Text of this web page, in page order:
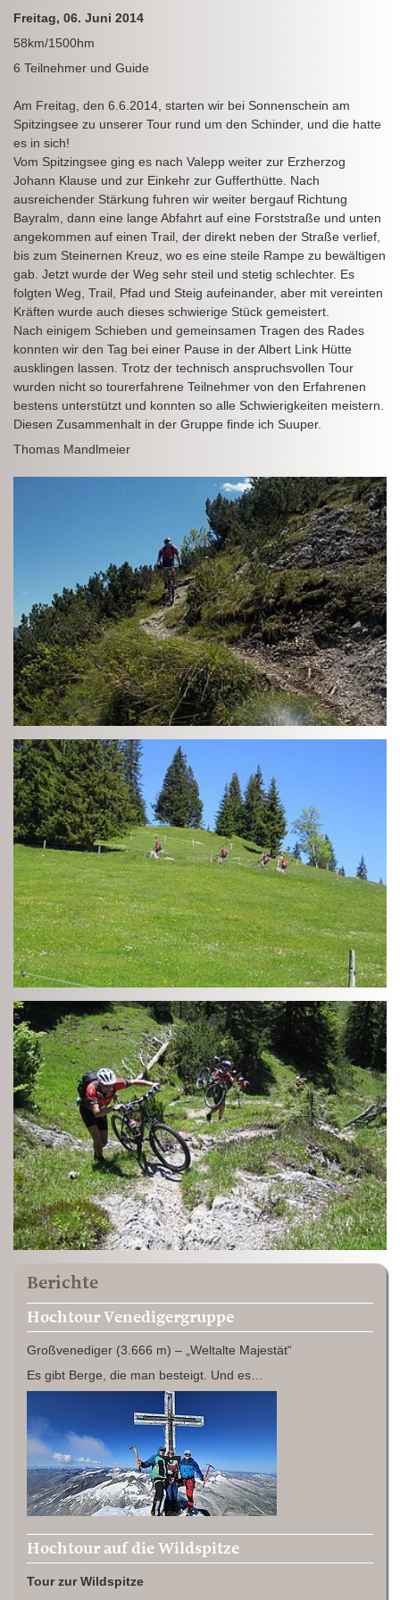
Freitag, 06. Juni 2014
58km/1500hm
6 Teilnehmer und Guide
Am Freitag, den 6.6.2014, starten wir bei Sonnenschein am
Spitzingsee zu unserer Tour rund um den Schinder, und die hatte
es in sich!
Vom Spitzingsee ging es nach Valepp weiter zur Erzherzog
Johann Klause und zur Einkehr zur Gufferthütte. Nach
ausreichender Stärkung fuhren wir weiter bergauf Richtung
Bayralm, dann eine lange Abfahrt auf eine Forststraße und unten
angekommen auf einen Trail, der direkt neben der Straße verlief,
bis zum Steinernen Kreuz, wo es eine steile Rampe zu bewältigen
gab. Jetzt wurde der Weg sehr steil und stetig schlechter. Es
folgten Weg, Trail, Pfad und Steig aufeinander, aber mit vereinten
Kräften wurde auch dieses schwierige Stück gemeistert.
Nach einigem Schieben und gemeinsamen Tragen des Rades
konnten wir den Tag bei einer Pause in der Albert Link Hütte
ausklingen lassen. Trotz der technisch anspruchsvollen Tour
wurden nicht so tourerfahrene Teilnehmer von den Erfahrenen
bestens unterstützt und konnten so alle Schwierigkeiten meistern.
Diesen Zusammenhalt in der Gruppe finde ich Suuper.
Thomas Mandlmeier
Berichte
Hochtour Venedigergruppe
Großvenediger (3.666 m) – „Weltalte Majestät“
Es gibt Berge, die man besteigt. Und es…
Hochtour auf die Wildspitze
Tour zur Wildspitze